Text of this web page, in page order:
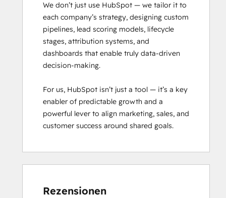
We don’t just use HubSpot — we tailor it to
each company’s strategy, designing custom
pipelines, lead scoring models, lifecycle
stages, attribution systems, and
dashboards that enable truly data-driven
decision-making.
For us, HubSpot isn’t just a tool — it’s a key
enabler of predictable growth and a
powerful lever to align marketing, sales, and
customer success around shared goals.
Rezensionen